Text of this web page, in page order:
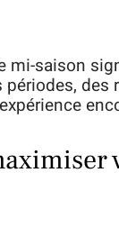
mi-saison
des